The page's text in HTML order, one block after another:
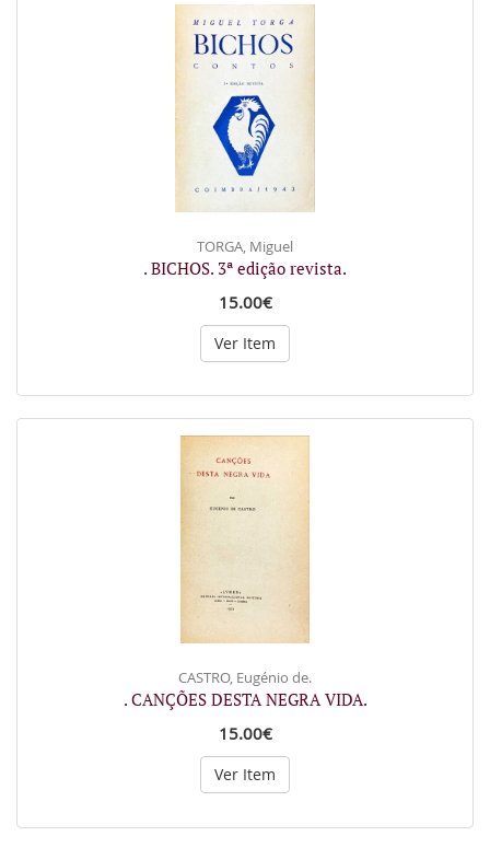
TORGA, Miguel
. BICHOS. 3ª edição revista.
15.00€
Ver Item
CASTRO, Eugénio de.
. CANÇÕES DESTA NEGRA VIDA.
15.00€
Ver Item